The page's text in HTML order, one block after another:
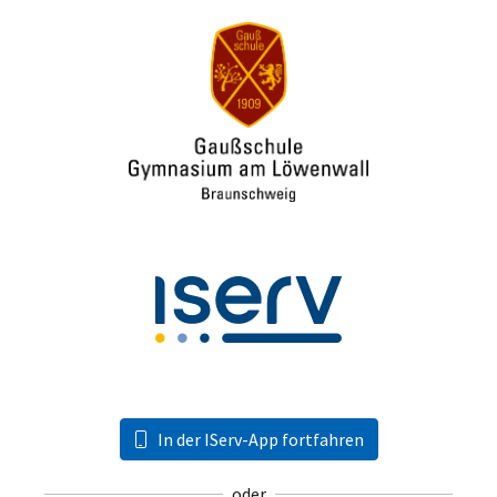
In der IServ-App fortfahren